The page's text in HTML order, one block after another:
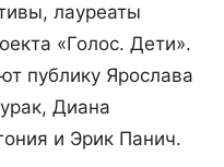
лауреаты
«Голос. Дети».
публику Ярослава
Диана
и Эрик Панич.